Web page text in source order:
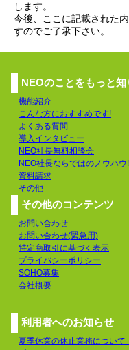
します。
今後、ここに記載された
すのでご了承下さい。
NEOのことをもっと知
機能紹介
こんな方におすすめです!
よくある質問
導入インタビュー
NEO社長無料相談会
NEO社長ならではのノウハウ!
資料請求
その他
その他のコンテンツ
お問い合わせ
お問い合わせ(緊急用)
特定商取引に基づく表示
プライバシーポリシー
SOHO募集
会社概要
利用者へのお知らせ
夏季休業の休止業務につい